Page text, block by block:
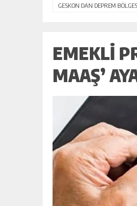
GESKON DAN DEPREM
EMEKLI
MAAŞ’